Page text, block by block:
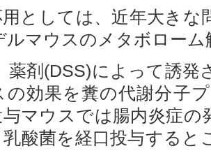
用としては、近年大き
ルマウスのメタボロー
薬剤(DSS)によって誘
の効果を糞の代謝分子
マウスでは腸内炎症の
乳酸菌を経口投与する